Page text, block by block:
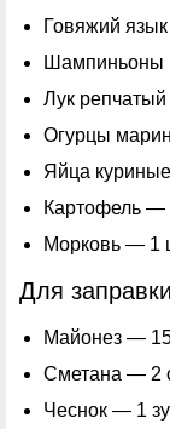
Говяжий
Шампиньоны
Лук
Огурцы
Яйца
Картофель —
Морковь — 1
Для
Майонез —
Сметана — 2
Чеснок — 1